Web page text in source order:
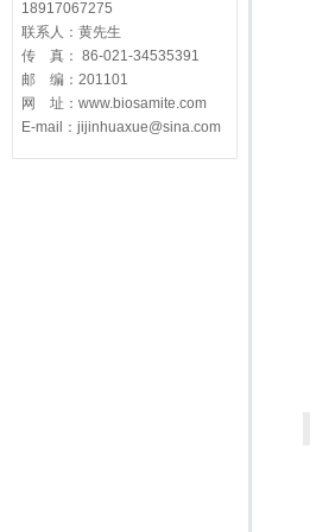
18917067275
联系人：黄先生
传 真： 86-021-34535391
邮 编：201101
网 址：www.biosamite.com
E-mail：jijinhuaxue@sina.com